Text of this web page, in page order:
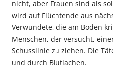
nicht, aber Frauen sind als
wird auf Flüchtende aus
Verwundete, die am Boden
Menschen, der versucht,
Schusslinie zu ziehen. Die
und durch Blutlachen.